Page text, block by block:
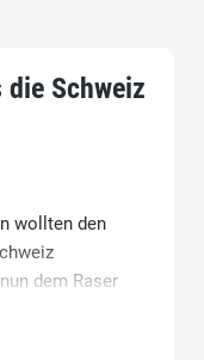
die Schweiz
wollten den
dem Raser